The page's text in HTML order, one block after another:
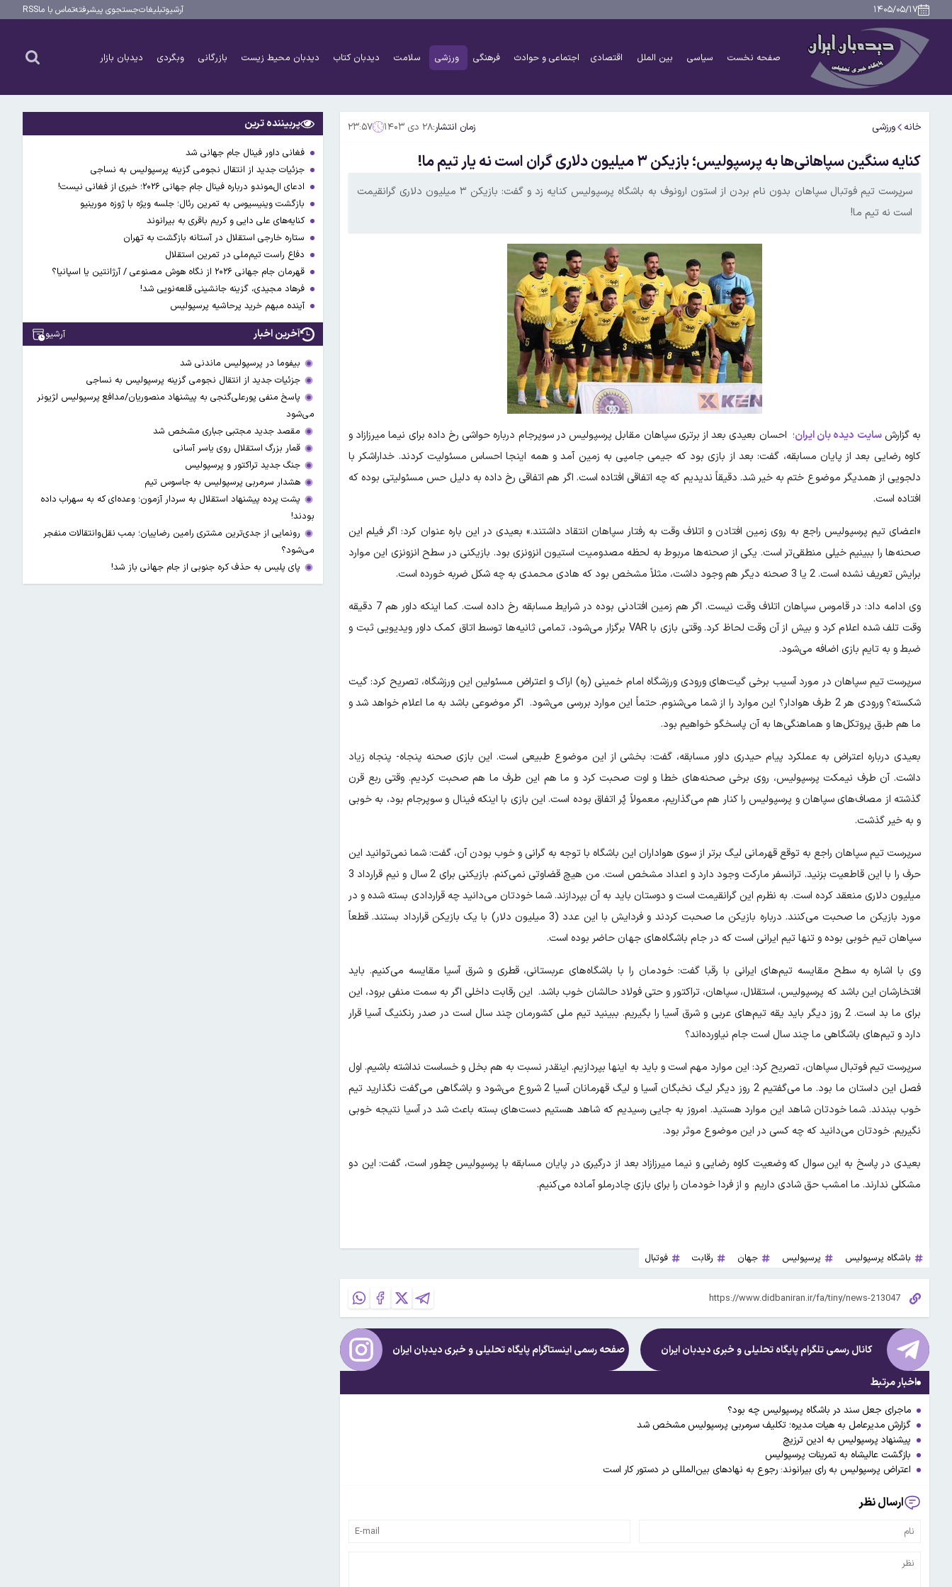
۱۴۰۵/۰۵/۱۷ آرشیوتبلیغاتجستجوی پیشرفتهتماس با ماRSS
صفحه نخست سیاسی بین الملل اقتصادی اجتماعی و حوادث فرهنگی ورزشی سلامت دیدبان کتاب دیدبان محیط زیست بازرگانی وبگردی دیدبان بازار
خانه ورزشی زمان انتشار:۲۸ دی ۱۴۰۳ ۲۳:۵۷
کنایه سنگین سپاهانی‌ها به پرسپولیس؛ بازیکن ۳ میلیون دلاری گران است نه یار تیم ما!
سرپرست تیم فوتبال سپاهان بدون نام بردن از استون ارونوف به باشگاه پرسپولیس کنایه زد و گفت: بازیکن ۳ میلیون دلاری گرانقیمت
است نه تیم ما!
به گزارشسایت دیده بان ایران؛ احسان بعیدی بعد از برتری سپاهان مقابل پرسپولیس در سوپرجام درباره حواشی رخ داده برای نیما میرزازاد و
کاوه رضایی بعد از پایان مسابقه، گفت: بعد از بازی بود که جیمی جامپی به زمین آمد و همه اینجا احساس مسئولیت کردند. خداراشکر با
دلجویی از همدیگر موضوع ختم به خیر شد. دقیقاً ندیدیم که چه اتفاقی افتاده است. اگر هم اتفاقی رخ داده به دلیل حس مسئولیتی بوده که
افتاده است.
«اعضای تیم پرسپولیس راجع‌ به روی زمین افتادن و اتلاف وقت به رفتار سپاهان انتقاد داشتند.» بعیدی در این باره عنوان کرد: اگر فیلم این
صحنه‌ها را ببینیم خیلی منطقی‌تر است. یکی از صحنه‌ها مربوط به لحظه مصدومیت استیون انزونزی بود. بازیکنی در سطح انزونزی این موارد
برایش تعریف نشده است. 2 یا 3 صحنه دیگر هم وجود داشت، مثلاً مشخص بود که هادی محمدی به چه شکل ضربه خورده است.
وی ادامه داد: در قاموس سپاهان اتلاف وقت نیست. اگر هم زمین افتادنی بوده در شرایط مسابقه رخ داده است. کما اینکه داور هم 7 دقیقه
وقت تلف شده اعلام کرد و بیش از آن وقت لحاظ کرد. وقتی بازی با VAR برگزار می‌شود، تمامی ثانیه‌ها توسط اتاق کمک داور ویدیویی ثبت و
ضبط و به تایم بازی اضافه می‌شود.
سرپرست تیم سپاهان در مورد آسیب برخی گیت‌های ورودی ورزشگاه امام خمینی (ره) اراک و اعتراض مسئولین این ورزشگاه، تصریح کرد: گیت
شکسته؟ ورودی هر 2 طرف هوادار؟ این موارد را از شما می‌شنوم. حتماً این موارد بررسی می‌شود. اگر موضوعی باشد به ما اعلام خواهد شد و
ما هم طبق پروتکل‌ها و هماهنگی‌ها به آن پاسخگو خواهیم بود.
بعیدی درباره اعتراض به عملکرد پیام حیدری داور مسابقه، گفت: بخشی از این موضوع طبیعی است. این بازی صحنه پنجاه- پنجاه زیاد
داشت. آن طرف نیمکت پرسپولیس، روی برخی صحنه‌های خطا و اوت صحبت کرد و ما هم این طرف ما هم صحبت کردیم. وقتی ربع قرن
گذشته از مصاف‌های سپاهان و پرسپولیس را کنار هم می‌گذاریم، معمولاً پُر اتفاق بوده است. این بازی با اینکه فینال و سوپرجام بود، به خوبی
و به خیر گذشت.
سرپرست تیم سپاهان راجع‌ به توقع قهرمانی لیگ برتر از سوی هواداران این باشگاه با توجه به گرانی و خوب بودن آن، گفت: شما نمی‌توانید این
حرف را با این قاطعیت بزنید. ترانسفر مارکت وجود دارد و اعداد مشخص است. من هیچ قضاوتی نمی‌کنم. بازیکنی برای 2 سال و نیم قرارداد 3
میلیون دلاری منعقد کرده است. به نظرم این گرانقیمت است و دوستان باید به آن بپردازند. شما خودتان می‌دانید چه قراردادی بسته شده و در
مورد بازیکن ما صحبت می‌کنند. درباره بازیکن ما صحبت کردند و فردایش با این عدد (3 میلیون دلار) با یک بازیکن قرارداد بستند. قطعاً
سپاهان تیم خوبی بوده و تنها تیم ایرانی است که در جام باشگاه‌های جهان حاضر بوده است.
وی با اشاره به سطح مقایسه تیم‌های ایرانی با رقبا گفت: خودمان را با باشگاه‌های عربستانی، قطری و شرق آسیا مقایسه می‌کنیم. باید
افتخارشان این باشد که پرسپولیس، استقلال، سپاهان، تراکتور و حتی فولاد حالشان خوب باشد. این رقابت داخلی اگر به سمت منفی برود، این
برای ما بد است. 2 روز دیگر باید یقه تیم‌های عربی و شرق آسیا را بگیریم. ببینید تیم ملی کشورمان چند سال است در صدر رنکنیگ آسیا قرار
دارد و تیم‌های باشگاهی ما چند سال است جام نیاورده‌اند؟
سرپرست تیم فوتبال سپاهان، تصریح کرد: این موارد مهم است و باید به اینها بپردازیم. اینقدر نسبت به هم بخل و خساست نداشته باشیم. اول
فصل این داستان ما بود. ما می‌گفتیم 2 روز دیگر لیگ نخبگان آسیا و لیگ قهرمانان آسیا 2 شروع می‌شود و باشگاهی می‌گفت نگذارید تیم
خوب ببندند. شما خودتان شاهد این موارد هستید. امروز به جایی رسیدیم که شاهد هستیم دست‌های بسته باعث شد در آسیا نتیجه خوبی
نگیریم. خودتان می‌دانید که چه کسی در این موضوع موثر بود.
بعیدی در پاسخ به این سوال که وضعیت کاوه رضایی و نیما میرزازاد بعد از درگیری در پایان مسابقه با پرسپولیس چطور است، گفت: این دو
مشکلی ندارند. ما امشب حق شادی داریم و از فردا خودمان را برای بازی چادرملو آماده می‌کنیم.
باشگاه پرسپولیس پرسپولیس جهان رقابت فوتبال
کانال رسمی تلگرام پایگاه تحلیلی و خبریدیدبان ایران صفحه رسمی اینستاگرام پایگاه تحلیلی و خبریدیدبان ایران
اخبار مرتبط
ماجرای جعل سند در باشگاه پرسپولیس چه بود؟
گزارش مدیرعامل به هیات مدیره؛ تکلیف سرمربی پرسپولیس مشخص شد
پیشنهاد پرسپولیس به ادین ترزیچ
بازگشت عالیشاه به تمرینات پرسپولیس
اعتراض پرسپولیس به رای بیرانوند: رجوع به نهادهای بین‌المللی در دستور کار است
ارسال نظر
پربیننده ترین
فغانی داور فینال جام جهانی شد
جزئیات جدید از انتقال نجومی گزینه پرسپولیس به نساجی
ادعای ال‌‍موندو درباره فینال جام جهانی ۲۰۲۶؛ خبری از فغانی نیست!
بازگشت وینیسیوس به تمرین رئال؛ جلسه ویژه با ژوزه مورینیو
کنایه‌های علی دایی و کریم باقری به بیرانوند
ستاره خارجی استقلال در آستانه بازگشت به تهران
دفاع راست تیم‌ملی در تمرین استقلال
قهرمان جام جهانی ۲۰۲۶ از نگاه هوش مصنوعی / آرژانتین یا اسپانیا؟
فرهاد مجیدی، گزینه جانشینی قلعه‌نویی شد!
آینده مبهم خرید پرحاشیه پرسپولیس
آخرین اخبار آرشیو
بیفوما در پرسپولیس ماندنی شد
جزئیات جدید از انتقال نجومی گزینه پرسپولیس به نساجی
پاسخ منفی پورعلی‌گنجی به پیشنهاد منصوریان/مدافع پرسپولیس لژیونر
می‌شود
مقصد جدید مجتبی جباری مشخص شد
قمار بزرگ استقلال روی یاسر آسانی
جنگ جدید تراکتور و پرسپولیس
هشدار سرمربی پرسپولیس به جاسوس تیم
پشت پرده پیشنهاد استقلال به سردار آزمون؛ وعده‌ای که به سهراب داده
بودند!
رونمایی از جدی‌ترین مشتری رامین رضاییان؛ بمب نقل‌وانتقالات منفجر
می‌شود؟
پای پلیس به حذف کره جنوبی از جام جهانی باز شد!